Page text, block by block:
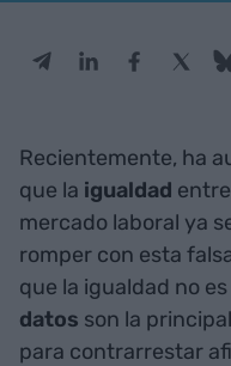
Recientemente, ha
que la igualdad
mercado laboral ya
romper con esta
que la igualdad no
datos son la
para contrarrestar